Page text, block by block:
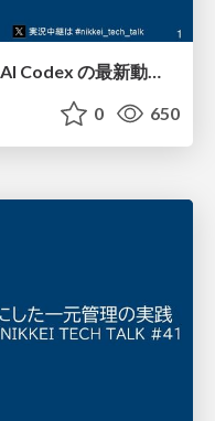
次世代AIコーディング：OpenAI Codex の最新動向 進行スライド/nikkei-tech-talk-40
0 650